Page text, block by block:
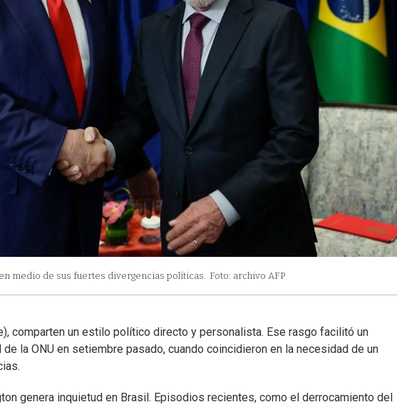
medio de sus fuertes divergencias políticas. Foto: archivo AFP
comparten un estilo político directo y personalista. Ese rasgo facilitó un
la ONU en setiembre pasado, cuando coincidieron en la necesidad de un
genera inquietud en Brasil. Episodios recientes, como el derrocamiento del